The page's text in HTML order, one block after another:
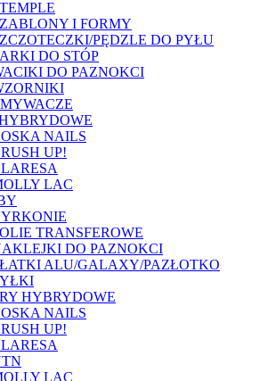
I FORMY
PĘDZLE DO PYŁU
DO STÓP
DO PAZNOKCI
NAILS
UP!
LAC
TRANSFEROWE
DO PAZNOKCI
ALU/GALAXY/PAZŁOTKO
HYBRYDOWE
NAILS
UP!
LAC